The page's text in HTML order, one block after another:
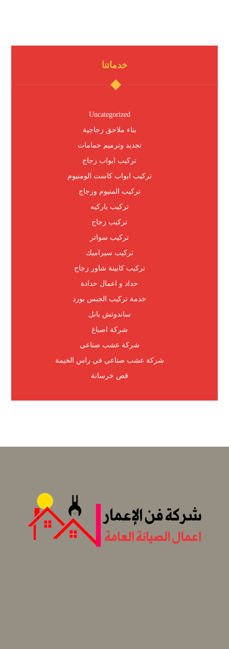
خدماتنا
Uncategorized
بناء ملاحق زجاجية
تجديد وترميم حمامات
تركيب ابواب زجاج
تركيب ابواب كاست الومنيوم
تركيب المنيوم وزجاج
تركيب باركيه
تركيب زجاج
تركيب سواتر
تركيب سيراميك
تركيب كابينة شاور زجاج
حداد و اعمال حدادة
خدمة تركيب الجبس بورد
ساندوتش بانل
شركة اصباغ
شركة عشب صناعي
شركة عشب صناعي في راس الخيمة
قص خرسانة